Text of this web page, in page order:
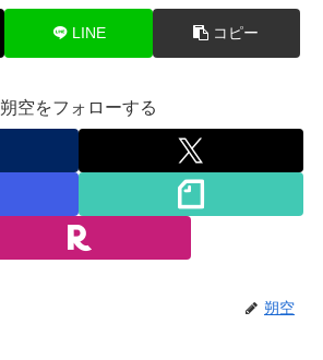
LINE コピー
朔空をフォローする
朔空